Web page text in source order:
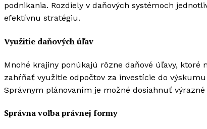
podnikania. Rozdiely v daňových systémoch
efektívnu stratégiu.
Využitie daňových úľav
Mnohé krajiny ponúkajú rôzne daňové úľavy,
zahŕňať využitie odpočtov za investície do
Správnym plánovaním je možné dosiahnuť
Správna voľba právnej formy